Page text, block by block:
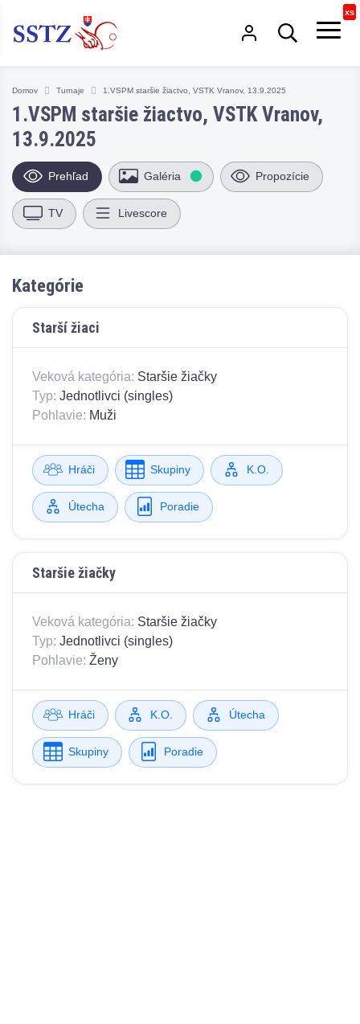
Domov Turnaje 1.VSPM staršie žiactvo, VSTK Vranov, 13.9.2025
1.VSPM staršie žiactvo, VSTK Vranov,
13.9.2025
Prehľad Galéria Propozície
TV Livescore
Kategórie
Starší žiaci
Veková kategória: Staršie žiačky
Typ: Jednotlivci (singles)
Pohlavie: Muži
Hráči Skupiny K.O.
Útecha Poradie
Staršie žiačky
Veková kategória: Staršie žiačky
Typ: Jednotlivci (singles)
Pohlavie: Ženy
Hráči K.O. Útecha
Skupiny Poradie